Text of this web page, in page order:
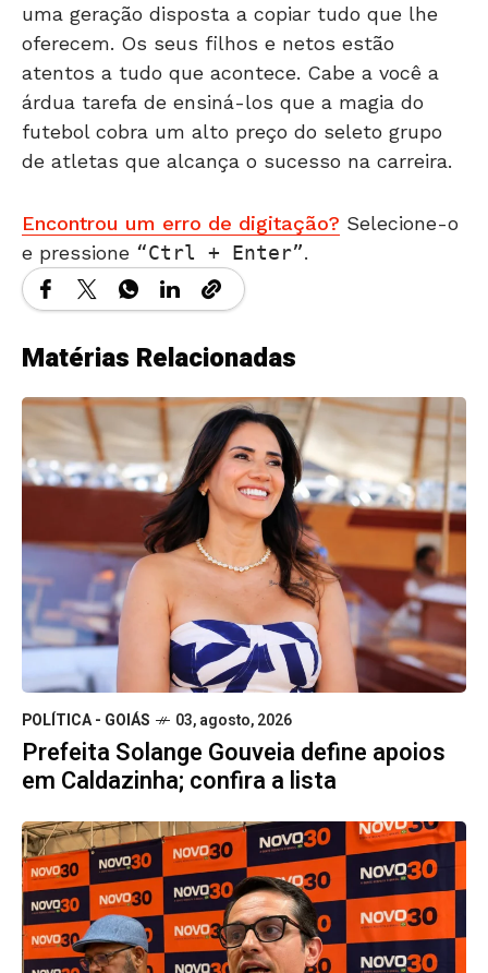
uma geração disposta a copiar tudo que lhe
oferecem. Os seus filhos e netos estão
atentos a tudo que acontece. Cabe a você a
árdua tarefa de ensiná-los que a magia do
futebol cobra um alto preço do seleto grupo
de atletas que alcança o sucesso na carreira.
Encontrou um erro de digitação? Selecione-o
e pressione
Ctrl + Enter .
Matérias Relacionadas
POLÍTICA - GOIÁS 03, agosto, 2026
Prefeita Solange Gouveia define apoios
em Caldazinha; confira a lista